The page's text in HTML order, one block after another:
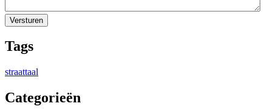
Tags
straattaal
Categorieën